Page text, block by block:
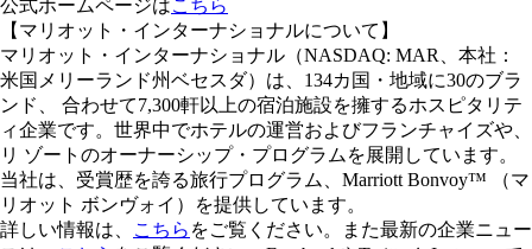
公式ホームページはこちら
【マリオット・インターナショナルについて】
マリオット・インターナショナル（NASDAQ: MAR、本社：
米国メリーランド州ベセスダ）は、134カ国・地域に30のブラ
ンド、 合わせて7,300軒以上の宿泊施設を擁するホスピタリテ
ィ企業です。世界中でホテルの運営およびフランチャイズや、
リ ゾートのオーナーシップ・プログラムを展開しています。
当社は、受賞歴を誇る旅行プログラム、Marriott Bonvoy™ （マ
リオット ボンヴォイ）を提供しています。
詳しい情報は、
こちら をご覧ください。また最新の企業ニュー